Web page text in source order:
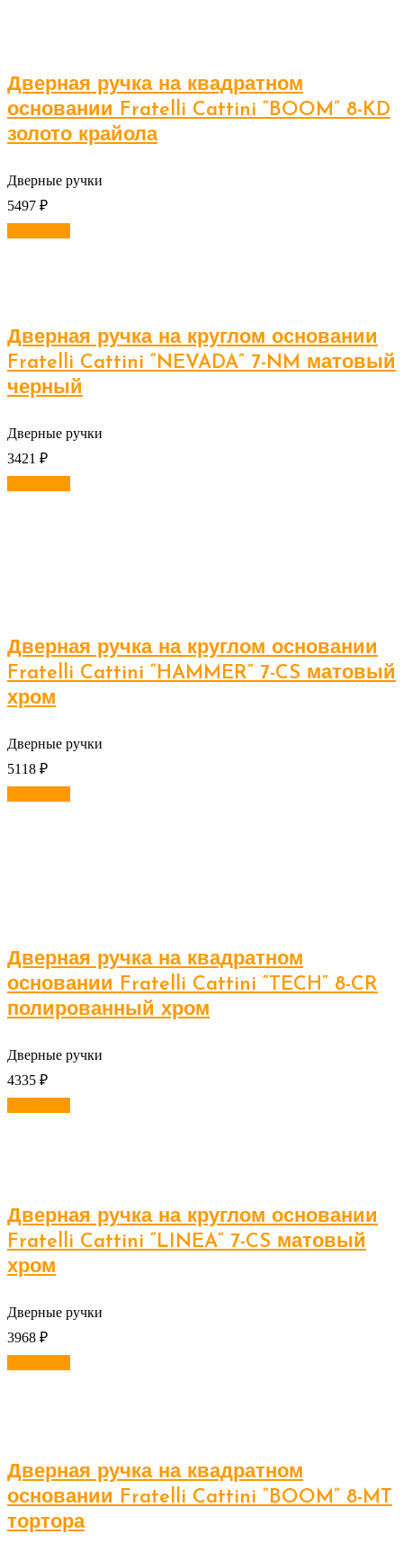
Дверная ручка на квадратном
основании Fratelli Cattini “BOOM” 8-KD
золото крайола
Дверные ручки
5497 ₽
Дверная ручка на круглом основании
Fratelli Cattini “NEVADA” 7-NM матовый
черный
Дверные ручки
3421 ₽
Дверная ручка на круглом основании
Fratelli Cattini “HAMMER” 7-CS матовый
хром
Дверные ручки
5118 ₽
Дверная ручка на квадратном
основании Fratelli Cattini “TECH” 8-CR
полированный хром
Дверные ручки
4335 ₽
Дверная ручка на круглом основании
Fratelli Cattini “LINEA” 7-CS матовый
хром
Дверные ручки
3968 ₽
Дверная ручка на квадратном
основании Fratelli Cattini “BOOM” 8-MT
тортора